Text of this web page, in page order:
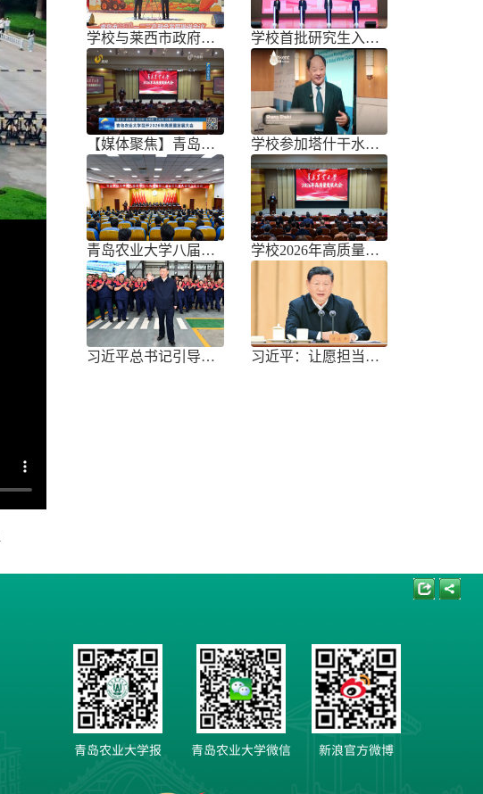
学校与莱西市政府联合举办青岛市胡萝 学校首批研究生入驻黄三角农高区
【媒体聚焦】青岛农业大学召开202 学校参加塔什干水周2026国际论坛
青岛农业大学八届三次双代会胜利召开 学校2026年高质量发展大会召开
习近平总书记引导树立和践行正确政绩 习近平：让愿担当、敢担当、善担当蔚